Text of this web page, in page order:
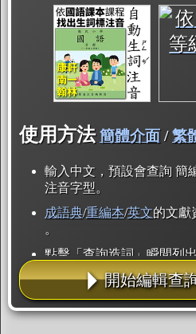
使用方法 簡體介面/繁
輸入中文，預設會查詢 簡
注音字型。
成語典/重編本/英文的文獻
。
點擊「查詢造詞」瞬間列
點「部首」瞬間列出所有
辭典解釋的全文都經過自
用手動重複輸入。
開始編輯查